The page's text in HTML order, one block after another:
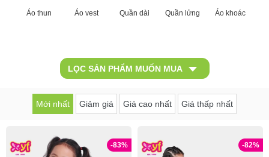
Áo thun Áo vest Quần dài Quần lửng Áo khoác
LỌC SẢN PHẨM MUỐN MUA
Mới nhất Giảm giá Giá cao nhất Giá thấp nhất
-83% -82%